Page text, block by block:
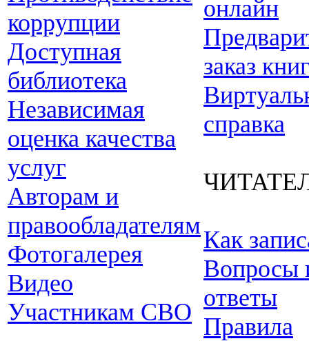
коррупции
Доступная
библиотека
Независимая
оценка качества
услуг
Авторам и
правообладателям
Фотогалерея
Видео
Участникам СВО
онлайн
заказ
справка
Как
Вопросы
ответы
Правила